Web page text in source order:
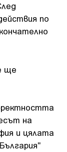
по
ще
на
и цялата